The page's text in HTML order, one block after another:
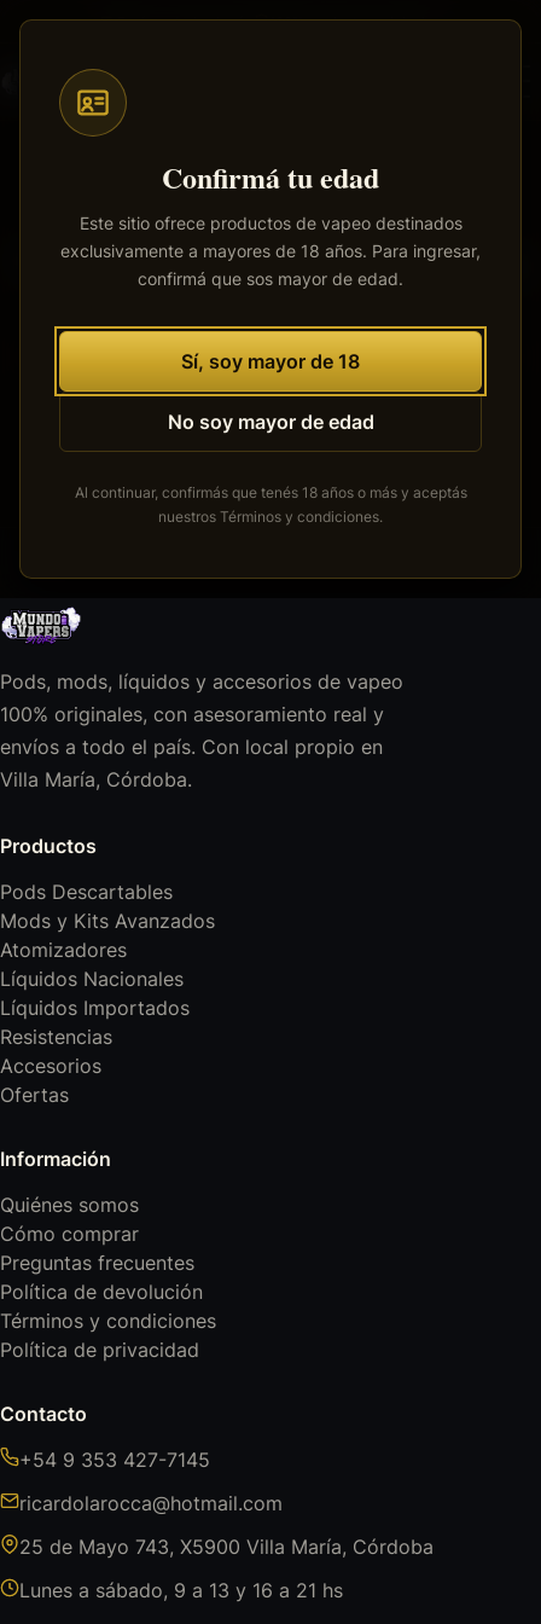
Confirmá tu edad
Este sitio ofrece productos de vapeo destinados
exclusivamente a mayores de 18 años. Para ingresar,
confirmá que sos mayor de edad.
Sí, soy mayor de 18
No soy mayor de edad
Al continuar, confirmás que tenés 18 años o más y aceptás
nuestros Términos y condiciones.
Saltar
contenido
principal
Envíos a todo el país· 100% productos originales
Tenemos grandes proyectos
Se está cocinando algo grande. Nuestra tienda está en
obras y pronto abrirá sus puertas.
Pods, mods, líquidos y accesorios de vapeo
100% originales, con asesoramiento real y
envíos a todo el país. Con local propio en
Villa María, Córdoba.
Productos
Pods Descartables
Mods y Kits Avanzados
Atomizadores
Líquidos Nacionales
Líquidos Importados
Resistencias
Accesorios
Ofertas
Información
Quiénes somos
Cómo comprar
Preguntas frecuentes
Política de devolución
Términos y condiciones
Política de privacidad
Contacto
+54 9 353 427-7145
ricardolarocca@hotmail.com
25 de Mayo 743, X5900 Villa María, Córdoba
Lunes a sábado, 9 a 13 y 16 a 21 hs